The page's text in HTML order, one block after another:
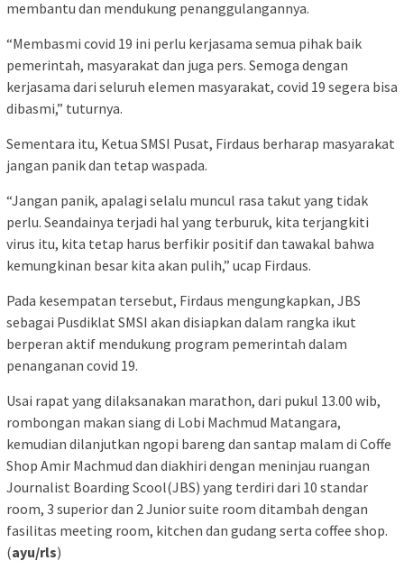
membantu dan mendukung penanggulangannya.
“Membasmi covid 19 ini perlu kerjasama semua pihak baik
pemerintah, masyarakat dan juga pers. Semoga dengan
kerjasama dari seluruh elemen masyarakat, covid 19 segera bisa
dibasmi,” tuturnya.
Sementara itu, Ketua SMSI Pusat, Firdaus berharap masyarakat
jangan panik dan tetap waspada.
“Jangan panik, apalagi selalu muncul rasa takut yang tidak
perlu. Seandainya terjadi hal yang terburuk, kita terjangkiti
virus itu, kita tetap harus berfikir positif dan tawakal bahwa
kemungkinan besar kita akan pulih,” ucap Firdaus.
Pada kesempatan tersebut, Firdaus mengungkapkan, JBS
sebagai Pusdiklat SMSI akan disiapkan dalam rangka ikut
berperan aktif mendukung program pemerintah dalam
penanganan covid 19.
Usai rapat yang dilaksanakan marathon, dari pukul 13.00 wib,
rombongan makan siang di Lobi Machmud Matangara,
kemudian dilanjutkan ngopi bareng dan santap malam di Coffe
Shop Amir Machmud dan diakhiri dengan meninjau ruangan
Journalist Boarding Scool(JBS) yang terdiri dari 10 standar
room, 3 superior dan 2 Junior suite room ditambah dengan
fasilitas meeting room, kitchen dan gudang serta coffee shop.
(ayu/rls)